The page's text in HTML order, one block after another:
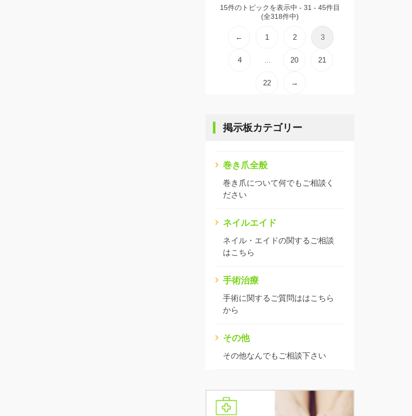
15件のトピックを表示中 - 31 - 45件目
(全318件中)
← 1 2 3
4 20 21
22 →
掲示板カテゴリー
巻き爪全般
巻き爪について何でもご相談く
ださい
ネイルエイド
ネイル・エイドの関するご相談
はこちら
手術治療
手術に関するご質問ははこちら
から
その他
その他なんでもご相談下さい